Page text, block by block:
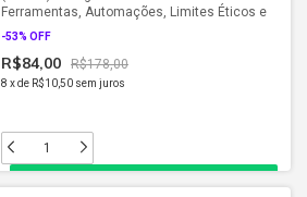
Ferramentas, Automações, Limites Éticos e
Aplicações Práticas (2026)
-53% OFF
R$84,00 R$178,00
8 xde R$10,50 sem juros